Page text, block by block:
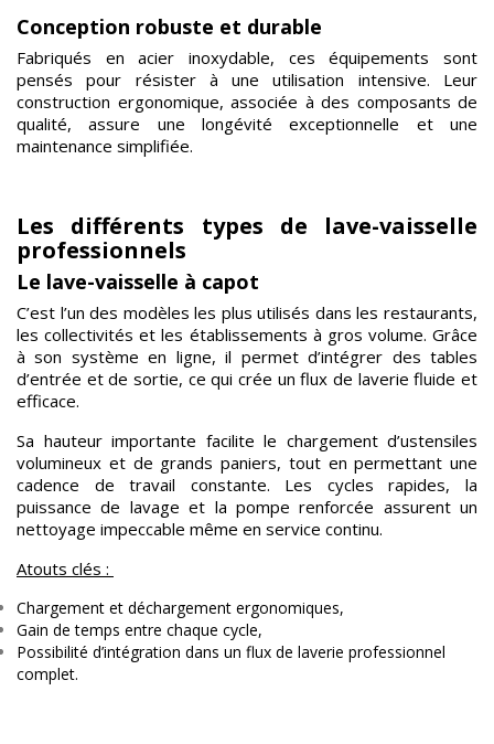
Conception robuste et durable
Fabriqués en acier inoxydable, ces équipements sont
pensés pour résister à une utilisation intensive. Leur
construction ergonomique, associée à des composants de
qualité, assure une longévité exceptionnelle et une
maintenance simplifiée.
Les différents types de lave-vaisselle
professionnels
Le lave-vaisselle à capot
C’est l’un des modèles les plus utilisés dans les restaurants,
les collectivités et les établissements à gros volume. Grâce
à son système en ligne, il permet d’intégrer des tables
d’entrée et de sortie, ce qui crée un flux de laverie fluide et
efficace.
Sa hauteur importante facilite le chargement d’ustensiles
volumineux et de grands paniers, tout en permettant une
cadence de travail constante. Les cycles rapides, la
puissance de lavage et la pompe renforcée assurent un
nettoyage impeccable même en service continu.
Atouts clés :
Chargement et déchargement ergonomiques,
Gain de temps entre chaque cycle,
Possibilité d’intégration dans un flux de laverie professionnel
complet.